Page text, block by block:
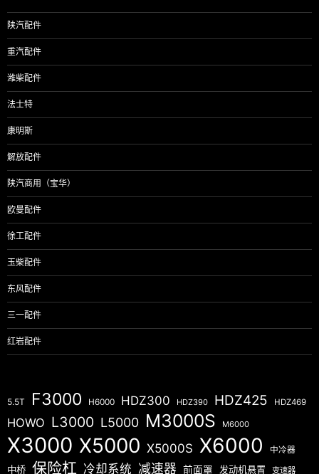
陕汽配件
重汽配件
潍柴配件
法士特
康明斯
解放配件
陕汽商用（宝华）
欧曼配件
徐工配件
玉柴配件
东风配件
三一配件
红岩配件
5.5T F3000 H6000 HDZ300 HDZ390 HDZ425 HDZ469
HOWO L3000 L5000 M3000S M6000
X3000 X5000 X5000S X6000 中冷器
中桥 保险杠 冷却系统 减速器 前面罩 发动机悬置 变速器